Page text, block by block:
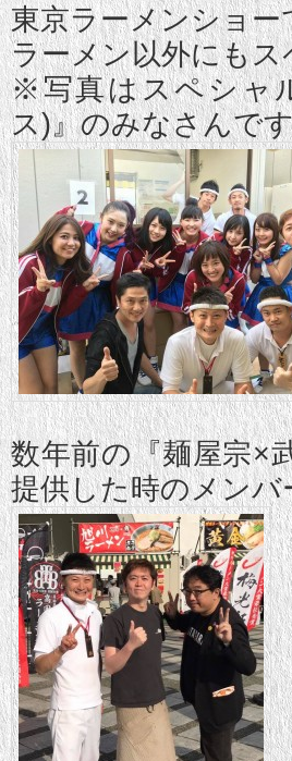
東京ラーメンショー
ラーメン以外にも
※写真はスペシャ
ス)』のみなさんで
数年前の『麺屋宗×
提供した時のメンバ